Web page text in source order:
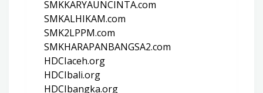
SMKKARYAUNCINTA.com
SMKALHIKAM.com
SMK2LPPM.com
SMKHARAPANBANGSA2.com
HDCIaceh.org
HDCIbali.org
HDCIbangka.org